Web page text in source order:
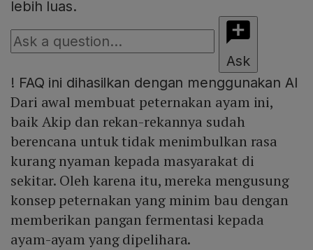
lebih luas.
Ask
! FAQ ini dihasilkan dengan menggunakan AI
Dari awal membuat peternakan ayam ini,
baik Akip dan rekan-rekannya sudah
berencana untuk tidak menimbulkan rasa
kurang nyaman kepada masyarakat di
sekitar. Oleh karena itu, mereka mengusung
konsep peternakan yang minim bau dengan
memberikan pangan fermentasi kepada
ayam-ayam yang dipelihara.